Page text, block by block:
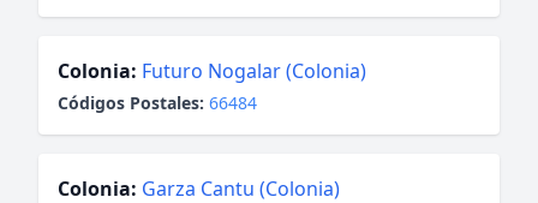
Colonia: Futuro Nogalar (Colonia)
Códigos Postales: 66484
Colonia: Garza Cantu (Colonia)